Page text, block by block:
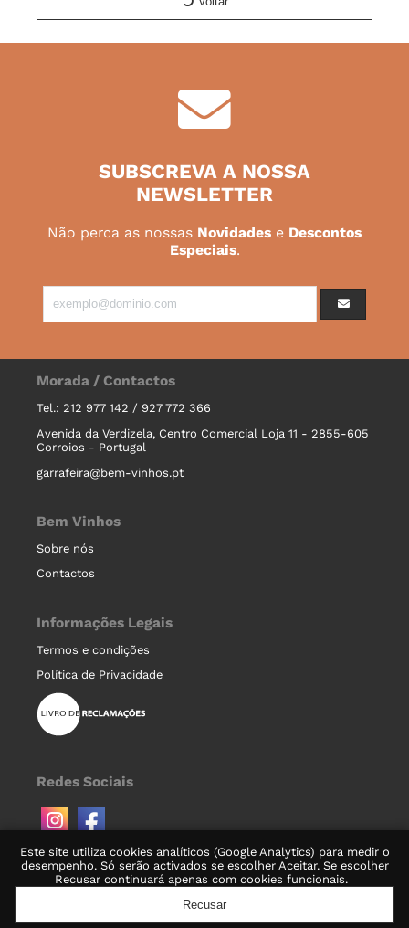
Este site utiliza cookies analíticos (Google Analytics) para medir o
desempenho. Só serão activados se escolher Aceitar. Se escolher
Recusar continuará apenas com cookies funcionais.
Recusar
SUBSCREVA A NOSSA
NEWSLETTER
Não perca as nossas Novidades e Descontos
Especiais.
Morada / Contactos
Tel.: 212 977 142 / 927 772 366
Avenida da Verdizela, Centro Comercial Loja 11 - 2855-605
Corroios - Portugal
garrafeira@bem-vinhos.pt
Bem Vinhos
Sobre nós
Contactos
Informações Legais
Termos e condições
Política de Privacidade
Redes Sociais